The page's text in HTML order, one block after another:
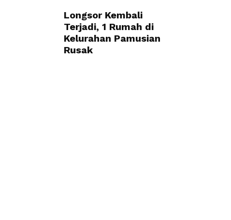
Longsor Kembali
Terjadi, 1 Rumah di
Kelurahan Pamusian
Rusak